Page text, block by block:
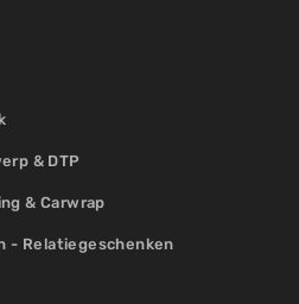
& DTP
& Carwrap
- Relatiegeschenken